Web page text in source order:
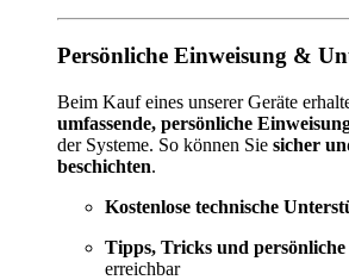
Persönliche Einweisung &
Beim Kauf eines unserer Geräte
umfassende, persönliche
der Systeme. So können Sie sicher
beschichten.
Kostenlose technische
Tipps, Tricks und
erreichbar